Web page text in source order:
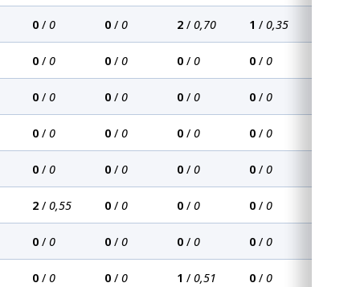
0 / 0 0 / 0 2 / 0,70 1 / 0,35
0 / 0 0 / 0 0 / 0 0 / 0
0 / 0 0 / 0 0 / 0 0 / 0
0 / 0 0 / 0 0 / 0 0 / 0
0 / 0 0 / 0 0 / 0 0 / 0
2 / 0,55 0 / 0 0 / 0 0 / 0
0 / 0 0 / 0 0 / 0 0 / 0
0 / 0 0 / 0 1 / 0,51 0 / 0